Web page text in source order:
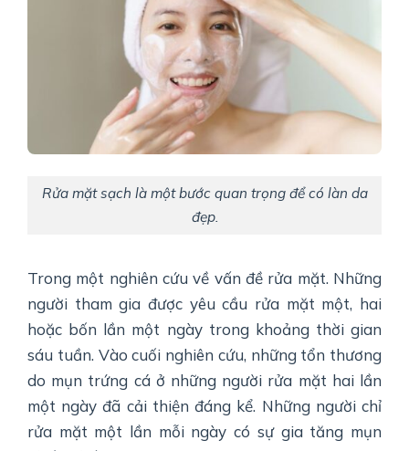
Rửa mặt sạch là một bước quan trọng để có làn da
đẹp.
Trong một nghiên cứu về vấn đề rửa mặt. Những
người tham gia được yêu cầu rửa mặt một, hai
hoặc bốn lần một ngày trong khoảng thời gian
sáu tuần. Vào cuối nghiên cứu, những tổn thương
do mụn trứng cá ở những người rửa mặt hai lần
một ngày đã cải thiện đáng kể. Những người chỉ
rửa mặt một lần mỗi ngày có sự gia tăng mụn